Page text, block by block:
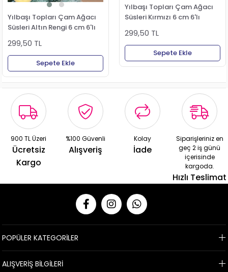
Yılbaşı Topları Çam Ağacı
Süsleri Altın Rengi 6 cm 6'lı
299,50 TL
Sepete Ekle
Yılbaşı Topları Çam Ağacı
Süsleri Kırmızı 6 cm 6'lı
299,50 TL
Sepete Ekle
900 TL Üzeri
Ücretsiz
Kargo
%100 Güvenli
Alışveriş
Kolay
İade
Siparişleriniz en
geç 2 iş günü
içerisinde
kargoda.
Hızlı Teslimat
POPÜLER KATEGORİLER
ALIŞVERİŞ BİLGİLERİ